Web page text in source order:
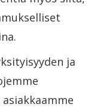
ja